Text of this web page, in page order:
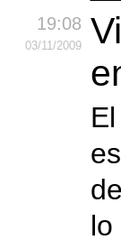
19:08
03/11/2009